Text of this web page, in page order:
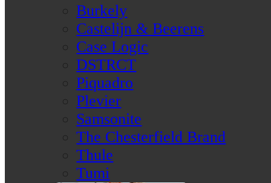
Burkely
Castelijn & Beerens
Case Logic
DSTRCT
Piquadro
Plevier
Samsonite
The Chesterfield Brand
Thule
Tumi